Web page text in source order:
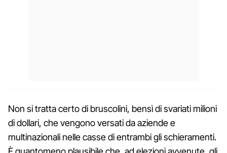
Non si tratta certo di bruscolini, bensì di svariati milioni
di dollari, che vengono versati da aziende e
multinazionali nelle casse di entrambi gli schieramenti.